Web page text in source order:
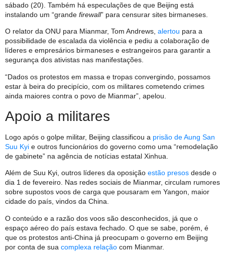
sábado (20). Também há especulações de que Beijing está
instalando um “grande firewall” para censurar sites birmaneses.
O relator da ONU para Mianmar, Tom Andrews, alertou para a
possibilidade de escalada da violência e pediu a colaboração de
líderes e empresários birmaneses e estrangeiros para garantir a
segurança dos ativistas nas manifestações.
“Dados os protestos em massa e tropas convergindo, possamos
estar à beira do precipício, com os militares cometendo crimes
ainda maiores contra o povo de Mianmar”, apelou.
Apoio a militares
Logo após o golpe militar, Beijing classificou a prisão de Aung San
Suu Kyi e outros funcionários do governo como uma “remodelação
de gabinete” na agência de notícias estatal Xinhua.
Além de Suu Kyi, outros líderes da oposição estão presos desde o
dia 1 de fevereiro. Nas redes sociais de Mianmar, circulam rumores
sobre supostos voos de carga que pousaram em Yangon, maior
cidade do país, vindos da China.
O conteúdo e a razão dos voos são desconhecidos, já que o
espaço aéreo do país estava fechado. O que se sabe, porém, é
que os protestos anti-China já preocupam o governo em Beijing
por conta de sua complexa relação com Mianmar.